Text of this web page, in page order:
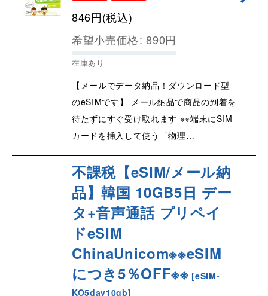
846円(税込)
希望小売価格: 890円
在庫あり
【メールでデータ納品！ダウンロード型
のeSIMです】 メール納品で商品の到着を
待たずにすぐ受け取れます ※※端末にSIM
カードを挿入して使う「物理…
不課税【eSIM/メール納
品】韓国 10GB5日 デー
タ+音声通話 プリペイ
ドeSIM
ChinaUnicom※※eSIM
につき5％OFF※※ [eSIM-
KO5day10gb]